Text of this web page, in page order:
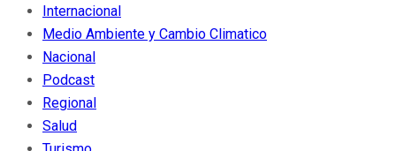
Internacional
Medio Ambiente y Cambio Climatico
Nacional
Podcast
Regional
Salud